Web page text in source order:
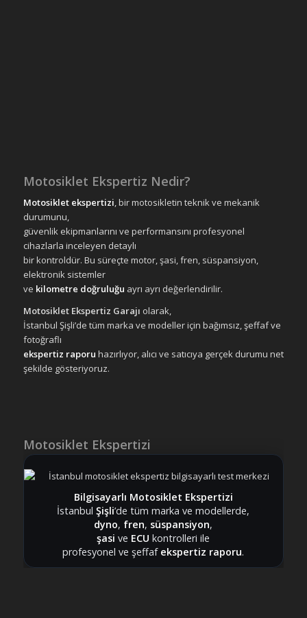
Motosiklet Ekspertiz Nedir?
Motosiklet ekspertizi, bir motosikletin teknik ve mekanik
durumunu,
güvenlik ekipmanlarını ve performansını profesyonel
cihazlarla inceleyen detaylı
bir kontroldür. Bu süreçte motor, şasi, fren, süspansiyon,
elektronik sistemler
ve kilometre doğruluğu ayrı ayrı değerlendirilir.
Motosiklet Ekspertiz Garajı olarak,
İstanbul Şişli’de tüm marka ve modeller için bağımsız, şeffaf ve
fotoğraflı
ekspertiz raporu hazırlıyor, alıcı ve satıcıya gerçek durumu net
şekilde gösteriyoruz.
Motosiklet Ekspertizi
Bilgisayarlı Motosiklet Ekspertizi
İstanbulŞişli’de tüm marka ve modellerde,
dyno, fren, süspansiyon,
şasi ve ECU kontrolleri ile
profesyonel ve şeffaf ekspertiz raporu.